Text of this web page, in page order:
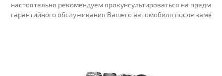
настоятельно рекомендуем прокунсультироваться на предмет
гарантийного обслуживания Вашего автомобиля после